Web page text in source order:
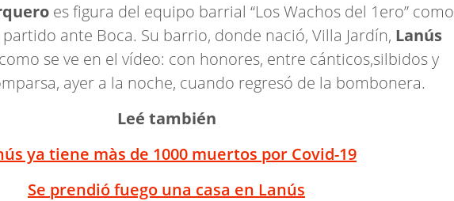
es figura del equipo barrial “Los Wachos del 1ero” como
ante Boca. Su barrio, donde nació, Villa Jardín, Lanús
se ve en el vídeo: con honores, entre cánticos,silbidos y
ayer a la noche, cuando regresó de la bombonera.
Leé también
ya tiene màs de 1000 muertos por Covid-19
Se prendió fuego una casa en Lanús